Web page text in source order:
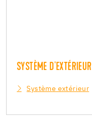
SYSTÈME D'EXTÉRIEUR
Système extérieur